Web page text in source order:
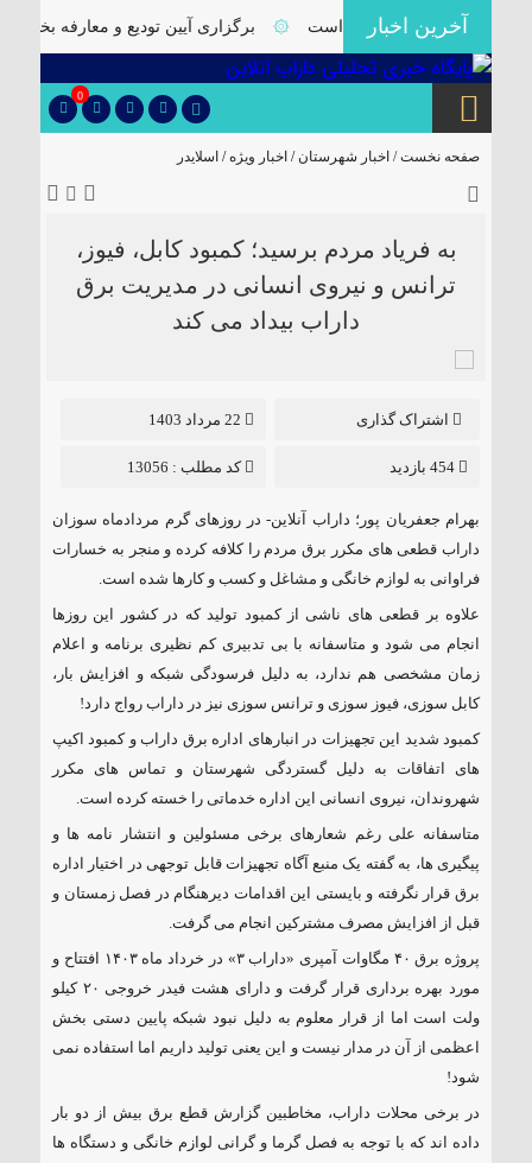
آخرین اخبار
توجه ویژه مسئولان است ۞ برگزاری آیین تودیع و معارفه
0
صفحه نخست / اخبار شهرستان/ اخبار ویژه/ اسلایدر
به فریاد مردم برسید؛ کمبود کابل، فیوز،
ترانس و نیروی انسانی در مدیریت برق
داراب بیداد می کند
اشتراک گذاری
کد مطلب : 13056
بهرام جعفریان پور؛ داراب آنلاین- در روزهای گرم مردادماه سوزان
داراب قطعی های مکرر برق مردم را کلافه کرده و منجر به خسارات
فراوانی به لوازم خانگی و مشاغل و کسب و کارها شده است.
علاوه بر قطعی های ناشی از کمبود تولید که در کشور این روزها
انجام می شود و متاسفانه با بی تدبیری کم نظیری برنامه و اعلام
زمان مشخصی هم ندارد، به دلیل فرسودگی شبکه و افزایش بار،
کابل سوزی، فیوز سوزی و ترانس سوزی نیز در داراب رواج دارد!
کمبود شدید این تجهیزات در انبارهای اداره برق داراب و کمبود اکیپ
های اتفاقات به دلیل گستردگی شهرستان و تماس های مکرر
شهروندان، نیروی انسانی این اداره خدماتی را خسته کرده است.
متاسفانه علی رغم شعارهای برخی مسئولین و انتشار نامه ها و
پیگیری ها، به گفته یک منبع آگاه تجهیزات قابل توجهی در اختیار اداره
برق قرار نگرفته و بایستی این اقدامات دیرهنگام در فصل زمستان و
قبل از افزایش مصرف مشترکین انجام می گرفت.
پروژه برق ۴۰ مگاوات آمپری «داراب ۳» در خرداد ماه ۱۴٠۳ افتتاح و
مورد بهره برداری قرار گرفت و دارای هشت فیدر خروجی ۲۰ کیلو
ولت است اما از قرار معلوم به دلیل نبود شبکه پایین دستی بخش
اعظمی از آن در مدار نیست و این یعنی تولید داریم اما استفاده نمی
شود!
در برخی محلات داراب، مخاطبین گزارش قطع برق بیش از دو بار
داده اند که با توجه به فصل گرما و گرانی لوازم خانگی و دستگاه ها